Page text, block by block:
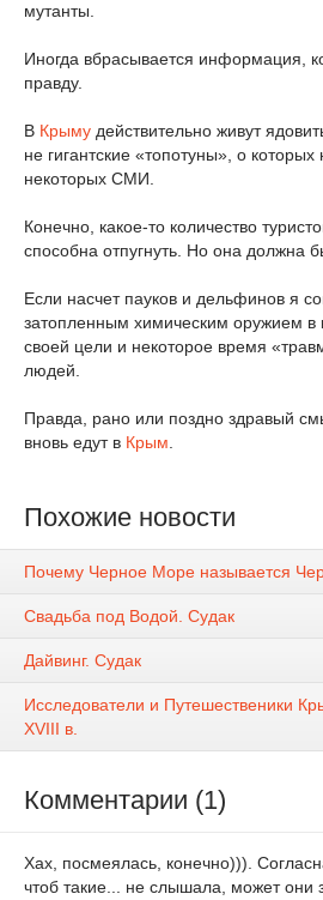
мутанты.
Иногда вбрасывается информация,
правду.
В Крыму действительно живут
не гигантские «топотуны», о
некоторых СМИ.
Конечно, какое-то количество
способна отпугнуть. Но она должна
Если насчет пауков и дельфинов я
затопленным химическим оружием в
своей цели и некоторое время
людей.
Правда, рано или поздно здравый
вновь едут в Крым
Похожие новости
Почему Черное Море называется
Свадьба под Водой. Судак
Дайвинг. Судак
Исследователи и Путешественики
XVIII в.
Комментарии (1)
Хах, посмеялась, конечно))).
чтоб такие... не слышала, может